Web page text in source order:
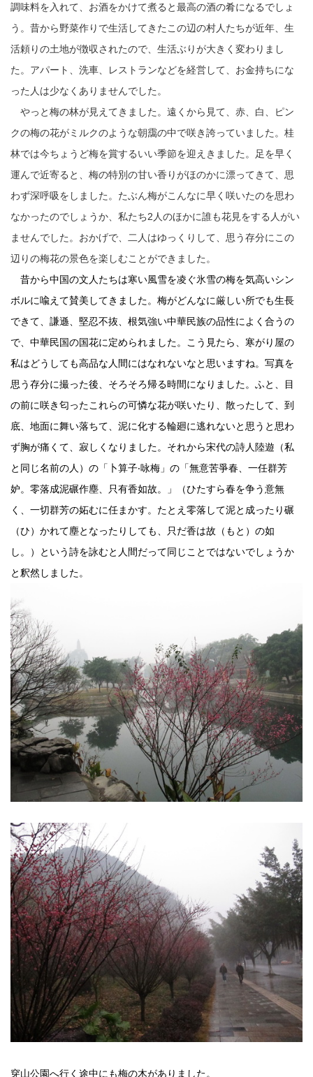
調味料を入れて、お酒をかけて煮ると最高の酒の肴になるでしょ
う。昔から野菜作りで生活してきたこの辺の村人たちが近年、生
活頼りの土地が徴収されたので、生活ぶりが大きく変わりまし
た。アパート、洗車、レストランなどを経営して、お金持ちにな
った人は少なくありませんでした。
やっと梅の林が見えてきました。遠くから見て、赤、白、ピン
クの梅の花がミルクのような朝靄の中で咲き誇っていました。桂
林では今ちょうど梅を賞するいい季節を迎えきました。足を早く
運んで近寄ると、梅の特別の甘い香りがほのかに漂ってきて、思
わず深呼吸をしました。たぶん梅がこんなに早く咲いたのを思わ
なかったのでしょうか、私たち2 人のほかに誰も花見をする人がい
ませんでした。おかげで、二人はゆっくりして、思う存分にこの
辺りの梅花の景色を楽しむことができました。
昔から中国の文人たちは寒い風雪を凌ぐ氷雪の梅を気高いシン
ボルに喩えて賛美してきました。梅がどんなに厳しい所でも生長
できて、謙遜、 堅忍不抜、 根気強い中華民族の品性によく合うの
で、中華民国の国花に定められました。こう見たら、寒がり屋の
私はどうしても高品な人間にはなれないなと思いますね。写真を
思う存分に撮った後、そろそろ帰る時間になりました。ふと、目
の前に咲き匂ったこれらの可憐な花が咲いたり、散ったして、到
底、地面に舞い落ちて、泥に化する輪廻に逃れないと思うと思わ
ず胸が痛くて、寂しくなりました。それから宋代の詩人陸遊（私
と同じ名前の人）の「 卜算子‧咏梅 」の「無意苦爭春、一任群芳
妒。零落成泥碾作塵、只有香如故。」（ひたすら春を争う意無
く、一切群芳の妬むに任まかす。たとえ零落して泥と成ったり碾
（ひ）かれて塵となったりしても、只だ香は故（もと）の如
し。）という詩を詠むと人間だって同じことではないでしょうか
と釈然しました。
穿山公園へ行く途中にも梅の木がありました。